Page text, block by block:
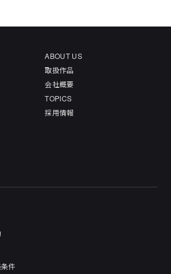
ABOUT US
取扱作品
会社概要
TOPICS
採用情報
件